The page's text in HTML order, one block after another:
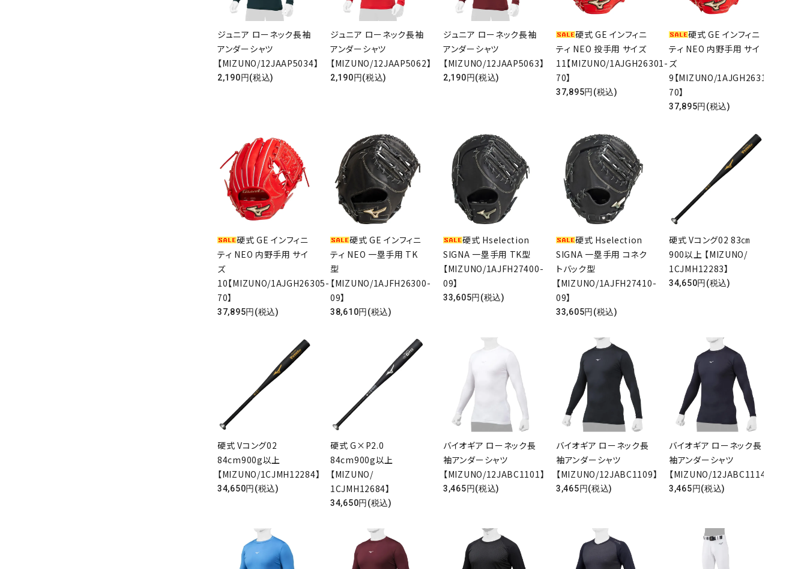
ジュニア ローネック長袖
アンダーシャツ
【MIZUNO/12JAAP5034】
2,190円(税込)
ジュニア ローネック長袖
アンダーシャツ
【MIZUNO/12JAAP5062】
2,190円(税込)
ジュニア ローネック長袖
アンダーシャツ
【MIZUNO/12JAAP5063】
2,190円(税込)
硬式 GE インフィニ
ティ NEO 投手用 サイズ
11【MIZUNO/1AJGH26301-
70】
37,895円(税込)
硬式 GE インフィニ
ティ NEO 内野手用 サイ
ズ
9【MIZUNO/1AJGH26313-
70】
37,895円(税込)
硬式 GE インフィニ
ティ NEO 内野手用 サイ
ズ
10【MIZUNO/1AJGH26305-
70】
37,895円(税込)
硬式 GE インフィニ
ティ NEO 一塁手用 TK
型
【MIZUNO/1AJFH26300-
09】
38,610円(税込)
硬式 Hselection
SIGNA 一塁手用 TK型
【MIZUNO/1AJFH27400-
09】
33,605円(税込)
硬式 Hselection
SIGNA 一塁手用 コネク
トバック型
【MIZUNO/1AJFH27410-
09】
33,605円(税込)
硬式 Vコング02 83㎝
900以上 【MIZUNO/
1CJMH12283】
34,650円(税込)
硬式 Vコング02
84cm900g以上
【MIZUNO/1CJMH12284】
34,650円(税込)
硬式 G×P2.0
84cm900g以上
【MIZUNO/
1CJMH12684】
34,650円(税込)
バイオギア ローネック長
袖アンダーシャツ
【MIZUNO/12JABC1101】
3,465円(税込)
バイオギア ローネック長
袖アンダーシャツ
【MIZUNO/12JABC1109】
3,465円(税込)
バイオギア ローネック長
袖アンダーシャツ
【MIZUNO/12JABC1114】
3,465円(税込)